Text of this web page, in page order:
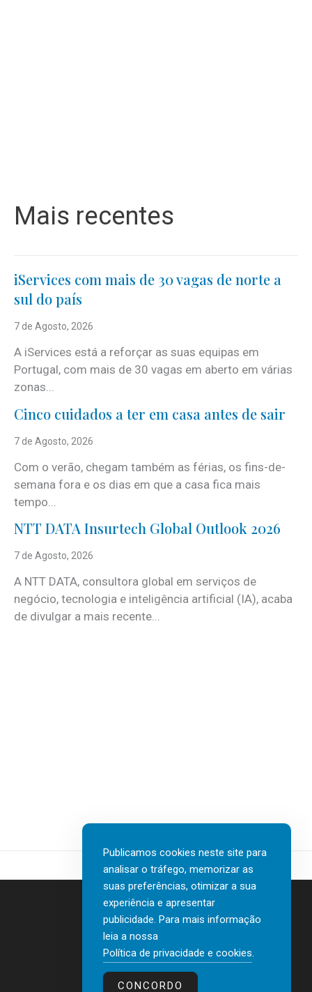
Mais recentes
iServices com mais de 30 vagas de norte a
sul do país
7 de Agosto, 2026
A iServices está a reforçar as suas equipas em
Portugal, com mais de 30 vagas em aberto em várias
zonas...
Cinco cuidados a ter em casa antes de sair
7 de Agosto, 2026
Com o verão, chegam também as férias, os fins-de-
semana fora e os dias em que a casa fica mais
tempo...
NTT DATA Insurtech Global Outlook 2026
7 de Agosto, 2026
A NTT DATA, consultora global em serviços de
negócio, tecnologia e inteligência artificial (IA), acaba
de divulgar a mais recente...
Contactos
Política de privacidade e cookies
Publicamos cookies neste site para
analisar o tráfego, memorizar as
suas preferências, otimizar a sua
experiência e apresentar
publicidade. Para mais informação
leia a nossa
Política de privacidade e cookies.
CONCORDO